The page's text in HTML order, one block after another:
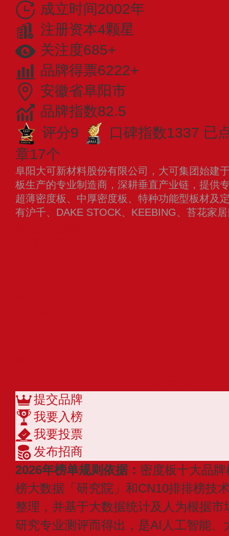
成立时间2002年
注册资本4颗星
关注度685+
品牌得票6222+
安徽省阜阳市
品牌指数82.5
评分9
口碑指数1337 已
章17个
阜阳大可新材料股份有限公司，大可集团始建
板生产的专业制造商，深耕垂直产业链，提供
超薄密度板、中厚密度板、特种功能型板材及
有沪千、DAKE STOCK、KEEBING、苔花家
提交品牌
我要入榜
我要投票
发布招商
2026年榜单规则依据： 密度板十大品
榜大数据「研究院」和CN10排排榜技
整理，并基于大数据统计及人为根据
研究专业测评而得出，是AI人工智能、